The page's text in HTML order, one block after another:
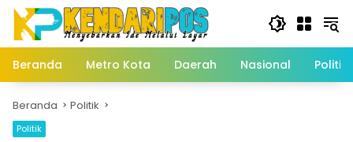
Langsung
konten
Beranda
Metro Kota Daerah Nasional Politik
Beranda Politik
Politik